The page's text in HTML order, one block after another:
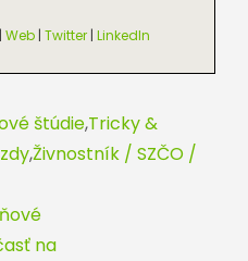
| Web | Twitter | LinkedIn
štúdie,Tricky &
,Živnostník / SZČO /
na